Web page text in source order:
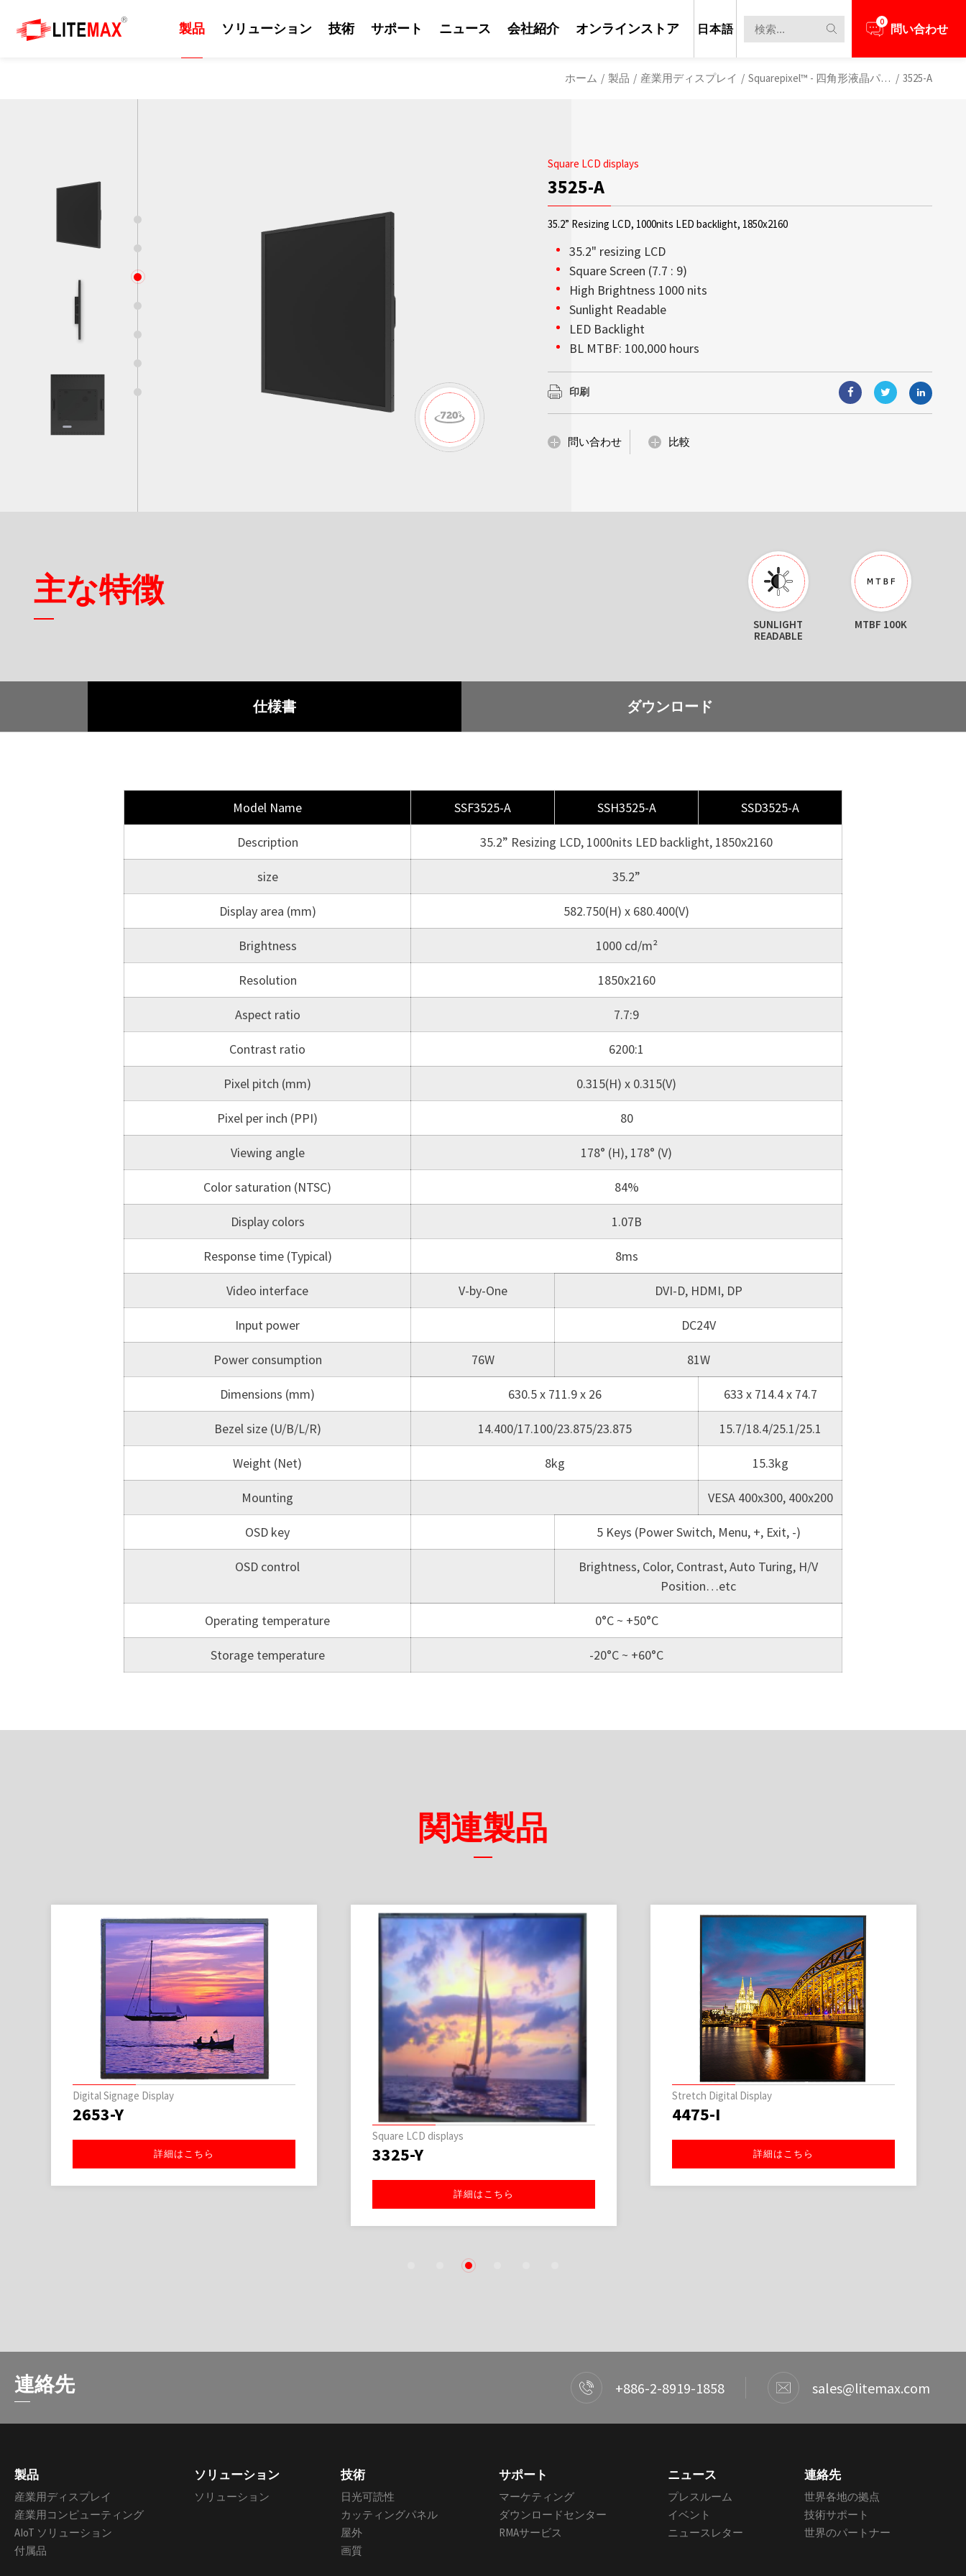
製品
産業用コンピューター
産業用パネルコンピュー
タ 、モニター
OLED透明ディスプレイは、高い透明性、軽量構造、そして
鮮やかな輝度を兼ね備え、コンテンツがまるで空中に浮か
んでいるかのような視覚體験を実現します。モジュール式
で超薄型の設計により、ガラス面と一體化し、光や視界を
な設置性を備え、サイズの小売店のショーウィンドウ、展
示会、企業のロビー、デジタルサイネージなど、美しさと
詳細はこちら
ソリューション
セルフサービスシステム
EV充電器
スマート交通
産業オートメーション
POS/キオスク
ソリューション
高輝度ディスプレイと組込みコンピューティングソリュー
で、当社の高性能統合ソリューションは、顧客の様々なニ
ーズへ確実に対処します。
技術
日光可読性はLitemax創立以来の中核技術であり続けてお
り、Litemaxが提供するディスプレイの大部分が1,000 nit
以上を確保しています。高輝度により、あらゆる照明条件
の下で完璧な視覚的可読性が得られます。
詳細はこちら
サポート
ODM/OEMサービス
技術サポート
製品保証
品質保証
Litemaxの営業担当者とビジネスニーズについて話し合う
ニュース
ニュースレター
Litemaxからの最新のニュースと情報を見る
会社紹介
世界各地の拠点
世界のパートナー
会社紹介
会社情報
スプレイにおいて堅固な名声を築いていますが、当社の提
供内容は他にも多岐にわたります。サイズ調整、カスタム
詳細はこちら
オンラインストア 日本語 0 問い合わせ
ホーム / 製品 / 産業用ディスプレイ / Squarepixel™ - 四角形液晶パネル / 3525-A
Square LCD displays
3525-A
35.2” Resizing LCD, 1000nits LED backlight, 1850x2160
35.2" resizing LCD
Square Screen (7.7 : 9)
High Brightness 1000 nits
Sunlight Readable
LED Backlight
BL MTBF: 100,000 hours
印刷
問い合わせ 比較
主な特徴
SUNLIGHT
READABLE
MTBF 100K
仕様書 ダウンロード
Model Name SSF3525-A SSH3525-A SSD3525-A
Description 35.2” Resizing LCD, 1000nits LED backlight, 1850x2160
size 35.2”
Display area (mm) 582.750(H) x 680.400(V)
Brightness 1000 cd/m²
Resolution 1850x2160
Aspect ratio 7.7:9
Contrast ratio 6200:1
Pixel pitch (mm) 0.315(H) x 0.315(V)
Pixel per inch (PPI) 80
Viewing angle 178° (H), 178° (V)
Color saturation (NTSC) 84%
Display colors 1.07B
Response time (Typical) 8ms
Video interface V-by-One DVI-D, HDMI, DP
Input power DC24V
Power consumption 76W 81W
Dimensions (mm) 630.5 x 711.9 x 26 633 x 714.4 x 74.7
Bezel size (U/B/L/R) 14.400/17.100/23.875/23.875 15.7/18.4/25.1/25.1
Weight (Net) 8kg 15.3kg
Mounting VESA 400x300, 400x200
OSD key 5 Keys (Power Switch, Menu, +, Exit, -)
OSD control
Brightness, Color, Contrast, Auto Turing, H/V
Position…etc
Operating temperature 0°C ~ +50°C
Storage temperature -20°C ~ +60°C
関連製品
Stretch Digital Display
4475-I
Stretch Digital Display
3565-I
詳細はこちら
3
連絡先 +886-2-8919-1858 sales@litemax.com
製品
産業用ディスプレイ
産業用コンピューティング
AIoT ソリューション
付属品
ソリューション
ソリューション
技術
日光可読性
カッティングパネル
屋外
画質
サポート
マーケティング
ダウンロードセンター
RMAサービス
ニュース
プレスルーム
イベント
ニュースレター
連絡先
世界各地の拠点
技術サポート
世界のパートナー